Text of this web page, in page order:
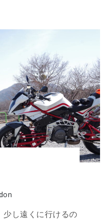
少し遠くに行けるの